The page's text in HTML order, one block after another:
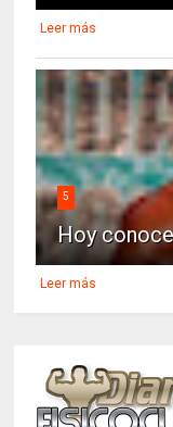
Leer más
5
Hoy
Leer más